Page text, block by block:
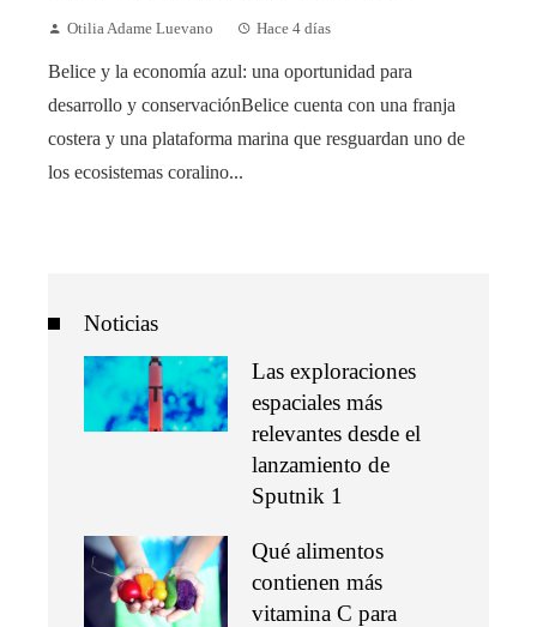
Otilia Adame Luevano Hace 4 días
Belice y la economía azul: una oportunidad para
desarrollo y conservaciónBelice cuenta con una franja
costera y una plataforma marina que resguardan uno de
los ecosistemas coralino...
Noticias
Las exploraciones
espaciales más
relevantes desde el
lanzamiento de
Sputnik 1
Qué alimentos
contienen más
vitamina C para